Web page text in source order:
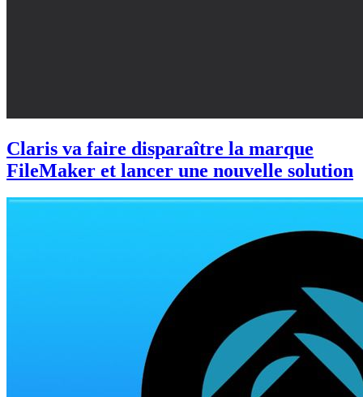
Claris va faire disparaître la marque
FileMaker et lancer une nouvelle solution